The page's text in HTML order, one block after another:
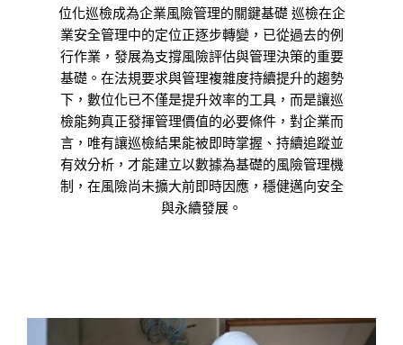
位化巡檢成為企業風險管理的關鍵基礎 巡檢在企
業安全管理中的定位正逐步轉變，已從過去的例
行作業，發展為支撐風險評估與管理決策的重要
基礎。在法規要求與管理複雜度持續提升的趨勢
下，數位化已不僅是提升效率的工具，而是讓巡
檢能夠真正發揮管理價值的必要條件，對企業而
言，唯有讓巡檢結果能被即時掌握、持續追蹤並
有效分析，才能建立以數據為基礎的風險管理機
制，在風險尚未擴大前即時因應，穩健邁向安全
與永續發展。